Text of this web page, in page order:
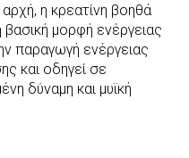
η κρεατίνη βοηθά
μορφή ενέργειας
παραγωγή ενέργειας
και οδηγεί σε
δύναμη και μυϊκή